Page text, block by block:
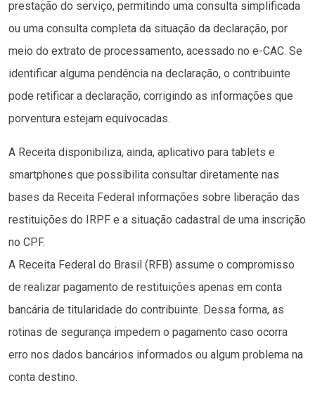
prestação do serviço, permitindo uma consulta simplificada
ou uma consulta completa da situação da declaração, por
meio do extrato de processamento, acessado no e-CAC. Se
identificar alguma pendência na declaração, o contribuinte
pode retificar a declaração, corrigindo as informações que
porventura estejam equivocadas.
A Receita disponibiliza, ainda, aplicativo para tablets e
smartphones que possibilita consultar diretamente nas
bases da Receita Federal informações sobre liberação das
restituições do IRPF e a situação cadastral de uma inscrição
no CPF.
A Receita Federal do Brasil (RFB) assume o compromisso
de realizar pagamento de restituições apenas em conta
bancária de titularidade do contribuinte. Dessa forma, as
rotinas de segurança impedem o pagamento caso ocorra
erro nos dados bancários informados ou algum problema na
conta destino.